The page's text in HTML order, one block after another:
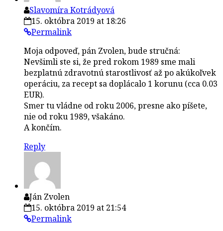
Slavomíra Kotrádyová
15. októbra 2019 at 18:26
Permalink
Moja odpoveď, pán Zvolen, bude stručná:
Nevšimli ste si, že pred rokom 1989 sme mali
bezplatnú zdravotnú starostlivosť až po akúkoľvek
operáciu, za recept sa doplácalo 1 korunu (cca 0.03
EUR).
Smer tu vládne od roku 2006, presne ako píšete,
nie od roku 1989, všakáno.
A končím.
Reply
Ján Zvolen
15. októbra 2019 at 21:54
Permalink